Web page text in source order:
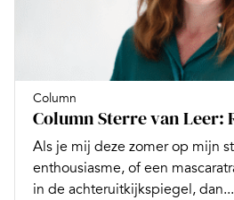
Column
Column Sterre van Leer:
Als je mij deze zomer op mijn
enthousiasme, of een
in de achteruitkijkspiegel, dan...